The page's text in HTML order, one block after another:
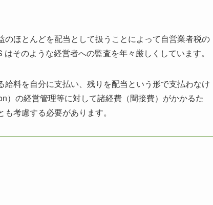
ほとんどを配当として扱うことによって自営業者税の
そのような経営者への監査を年々厳しくしています。
料を自分に支払い、残りを配当という形で支払わなけ
の経営管理等に対して諸経費（間接費）がかかるた
考慮する必要があります。